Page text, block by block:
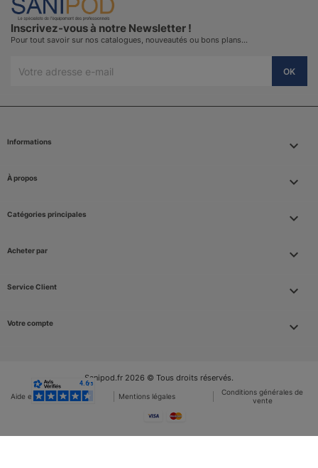
Inscrivez-vous à notre Newsletter !
Pour tout savoir sur nos catalogues, nouveautés ou bons plans…
Informations keyboard_arrow_down
À propos 
Catégories principales 
Acheter par 
Service Client 
Votre compte 
Sanipod.fr 2026 © Tous droits réservés.
Aide et FAQ Mentions légales
Conditions générales de
vente